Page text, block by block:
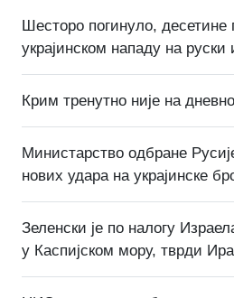
Шесторо погинуло, десетине
украјинском нападу на руски
Крим тренутно није на
Министарство одбране
нових удара на украјинске
Зеленски је по налогу
у Каспијском мору, тврди